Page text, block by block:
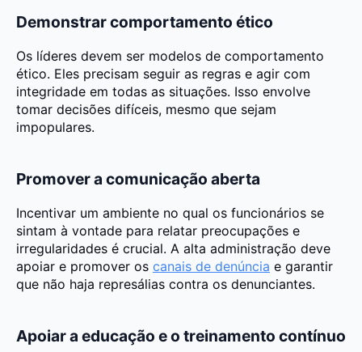
Demonstrar comportamento ético
Os líderes devem ser modelos de comportamento
ético. Eles precisam seguir as regras e agir com
integridade em todas as situações. Isso envolve
tomar decisões difíceis, mesmo que sejam
impopulares.
Promover a comunicação aberta
Incentivar um ambiente no qual os funcionários se
sintam à vontade para relatar preocupações e
irregularidades é crucial. A alta administração deve
apoiar e promover os canais de denúncia e garantir
que não haja represálias contra os denunciantes.
Apoiar a educação e o treinamento contínuo